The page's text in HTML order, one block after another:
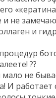
и не
и
??
не
И работает